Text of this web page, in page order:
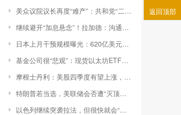
美众议院议长再度“难产”：共和党“二把手”宣布退选！-市场参考-晟峰科技数据
继续避开“加息悬念”！拉加德：沟通很重要-市场参考-晟峰科技数据
日本上月干预规模曝光：620亿美元！-市场参考-晟峰数据
基金公司很“悲观”：现货以太坊ETF短期恐无望获批-市场参考-晟峰科技数据
摩根士丹利：美股四季度有望上涨，科技股将领涨！-市场参考-晟峰科技数据
特朗普若当选，美联储会否遭“灭顶之灾”？-市场参考-晟峰数据
以色列继续突袭拉法，但很快就会“妥协”？-市场参考-晟峰数据
返回顶部